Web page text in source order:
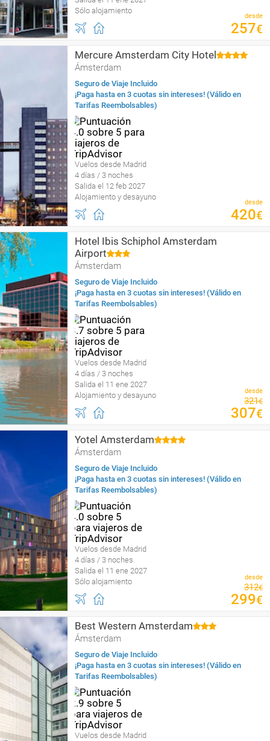
Sólo alojamiento
desde
257€
Mercure Amsterdam City Hotel
Ámsterdam
Seguro de Viaje Incluido
¡Paga hasta en 3 cuotas sin intereses! (Válido en
Tarifas Reembolsables)
Vuelos desde Madrid
4 días / 3 noches
Salida el 12 feb 2027
Alojamiento y desayuno
desde
420€
Hotel Ibis Schiphol Amsterdam
Airport
Ámsterdam
Seguro de Viaje Incluido
¡Paga hasta en 3 cuotas sin intereses! (Válido en
Tarifas Reembolsables)
Vuelos desde Madrid
4 días / 3 noches
Salida el 11 ene 2027
Alojamiento y desayuno
desde
321€
307€
Yotel Amsterdam
Ámsterdam
Seguro de Viaje Incluido
¡Paga hasta en 3 cuotas sin intereses! (Válido en
Tarifas Reembolsables)
Vuelos desde Madrid
4 días / 3 noches
Salida el 11 ene 2027
Sólo alojamiento
desde
312€
299€
Best Western Amsterdam
Ámsterdam
Seguro de Viaje Incluido
¡Paga hasta en 3 cuotas sin intereses! (Válido en
Tarifas Reembolsables)
Vuelos desde Madrid